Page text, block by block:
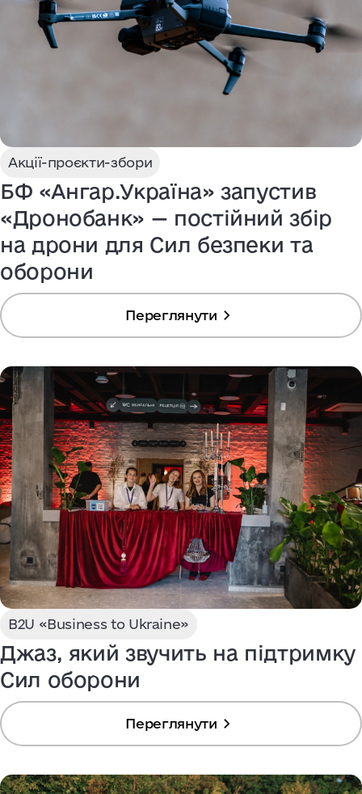
Акції-проєкти-збори
БФ «Ангар.Україна» запустив
«Дронобанк» — постійний збір
на дрони для Сил безпеки та
оборони
Переглянути
B2U «Business to Ukraine»
Джаз, який звучить на підтримку
Сил оборони
Переглянути